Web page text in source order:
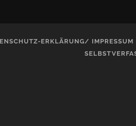
ERKLÄRUNG/ IMPRESSUM